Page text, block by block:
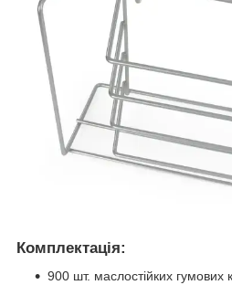
Комплектація:
900 шт. маслостійких гумових